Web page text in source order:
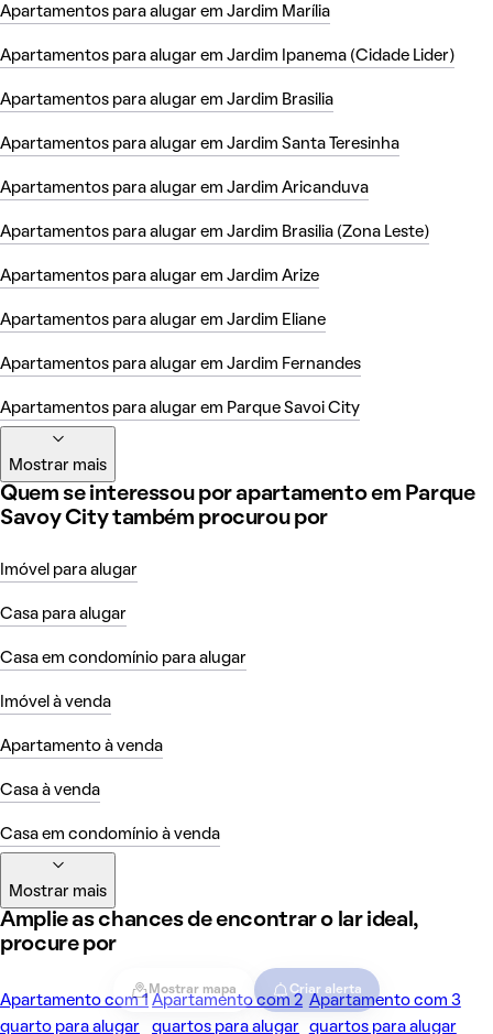
Mostrar mapa Criar alerta
Apartamentos para alugar em Jardim Marília
Apartamentos para alugar em Jardim Ipanema (Cidade Lider)
Apartamentos para alugar em Jardim Brasilia
Apartamentos para alugar em Jardim Santa Teresinha
Apartamentos para alugar em Jardim Aricanduva
Apartamentos para alugar em Jardim Brasilia (Zona Leste)
Apartamentos para alugar em Jardim Arize
Apartamentos para alugar em Jardim Eliane
Apartamentos para alugar em Jardim Fernandes
Apartamentos para alugar em Parque Savoi City
Mostrar mais
Quem se interessou por apartamento em Parque
Savoy City também procurou por
Imóvel para alugar
Casa para alugar
Casa em condomínio para alugar
Imóvel à venda
Apartamento à venda
Casa à venda
Casa em condomínio à venda
Mostrar mais
Amplie as chances de encontrar o lar ideal,
procure por
Apartamento com 1
quarto para alugar
Apartamento com 2
quartos para alugar
Apartamento com 3
quartos para alugar